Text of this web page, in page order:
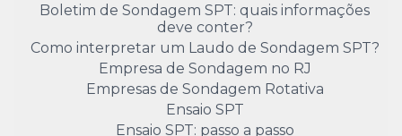
Boletim de Sondagem SPT: quais informações
deve conter?
Como interpretar um Laudo de Sondagem SPT?
Empresa de Sondagem no RJ
Empresas de Sondagem Rotativa
Ensaio SPT
Ensaio SPT: passo a passo